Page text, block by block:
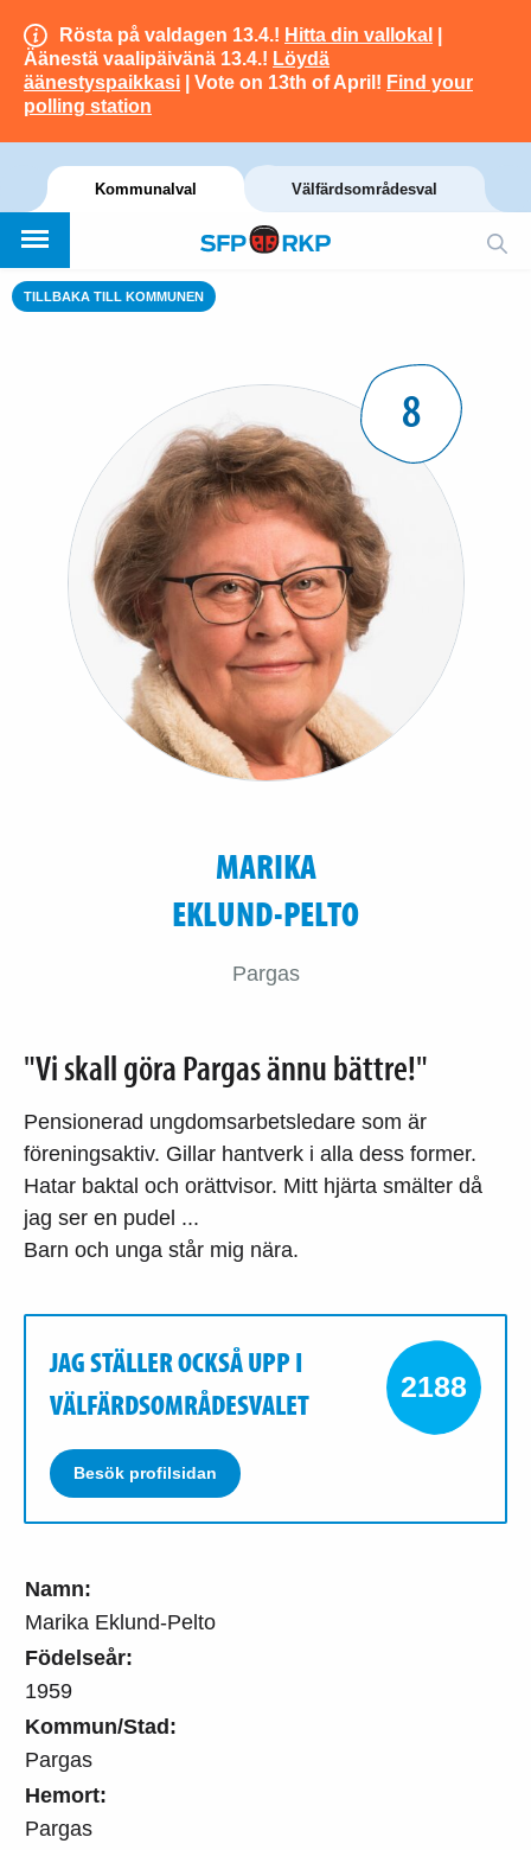
Rösta på valdagen 13.4.! Hitta din vallokal
Äänestä vaalipäivänä 13.4.! Löydä
äänestyspaikkasi | Vote on 13th of April! Find your
polling station
Kommunalval Välfärdsområdesval
TILLBAKA TILL KOMMUNEN
Namn:
Marika Eklund-Pelto
Födelseår:
1959
Kommun/Stad:
Pargas
Hemort:
Pargas
8
MARIKA
EKLUND-PELTO
Pargas
"Vi skall göra Pargas ännu bättre!"
Pensionerad ungdomsarbetsledare som är
föreningsaktiv. Gillar hantverk i alla dess former.
Hatar baktal och orättvisor. Mitt hjärta smälter då
jag ser en pudel ...
Barn och unga står mig nära.
JAG STÄLLER OCKSÅ UPP I
VÄLFÄRDSOMRÅDESVALET
Besök profilsidan
2188